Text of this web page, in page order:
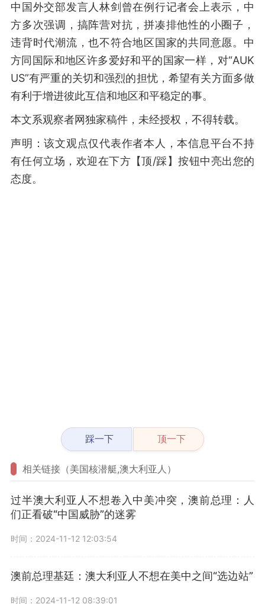
中国外交部发言人林剑曾在例行记者会上表示，中
方多次强调，搞阵营对抗，拼凑排他性的小圈子，
违背时代潮流，也不符合地区国家的共同意愿。中
方同国际和地区许多爱好和平的国家一样，对“AUK
US”有严重的关切和强烈的担忧，希望有关方面多做
有利于增进彼此互信和地区和平稳定的事。
本文系观察者网独家稿件，未经授权，不得转载。
声明：该文观点仅代表作者本人，本信息平台不持
有任何立场，欢迎在下方【顶/踩】按钮中亮出您的
态度。
踩一下 顶一下
相关链接（美国核潜艇,澳大利亚人）
过半澳大利亚人不想卷入中美冲突，澳前总理：人
们正看破“中国威胁”的迷雾
时间：2024-11-12 12:03:54
澳前总理基廷：澳大利亚人不想在美中之间“选边站”
时间：2024-11-12 08:39:01